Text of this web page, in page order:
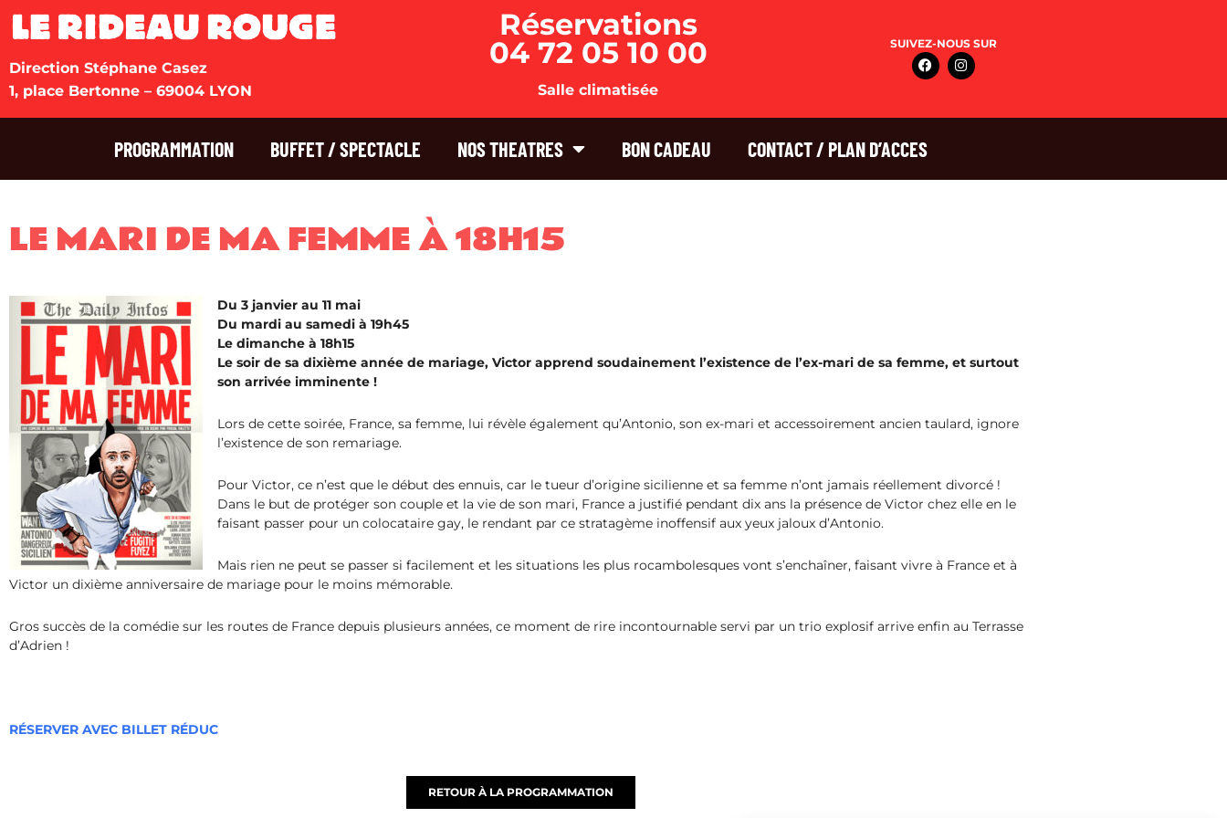
Direction Stéphane Casez
1, place Bertonne – 69004 LYON
Réservations
04 72 05 10 00
Salle climatisée
SUIVEZ-NOUS SUR
PROGRAMMATION BUFFET / SPECTACLE NOS THEATRES BON CADEAU CONTACT / PLAN D’ACCES
LE MARI DE MA FEMME​ À 18H15
Du 3 janvier au 11 mai
Du mardi au samedi à 19h45
Le dimanche à 18h15
Le soir de sa dixième année de mariage, Victor apprend soudainement l’existence de l’ex-mari de sa femme, et surtout
son arrivée imminente !
Lors de cette soirée, France, sa femme, lui révèle également qu’Antonio, son ex-mari et accessoirement ancien taulard, ignore
l’existence de son remariage.
Pour Victor, ce n’est que le début des ennuis, car le tueur d’origine sicilienne et sa femme n’ont jamais réellement divorcé !
Dans le but de protéger son couple et la vie de son mari, France a justifié pendant dix ans la présence de Victor chez elle en le
faisant passer pour un colocataire gay, le rendant par ce stratagème inoffensif aux yeux jaloux d’Antonio.
Mais rien ne peut se passer si facilement et les situations les plus rocambolesques vont s’enchaîner, faisant vivre à France et à
Victor un dixième anniversaire de mariage pour le moins mémorable.
Gros succès de la comédie sur les routes de France depuis plusieurs années, ce moment de rire incontournable servi par un trio explosif arrive enfin au Terrasse
d’Adrien !
RÉSERVER AVEC BILLET RÉDUC
RETOUR À LA PROGRAMMATION